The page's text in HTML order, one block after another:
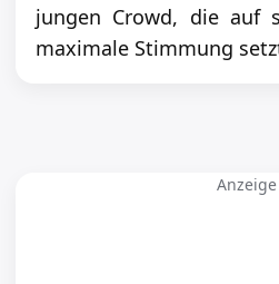
jungen Crowd, die auf
maximale Stimmung
Anzeige